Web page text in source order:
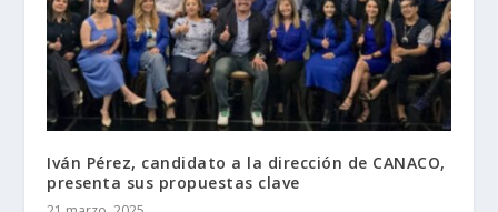
Iván Pérez, candidato a la dirección de CANACO,
presenta sus propuestas clave